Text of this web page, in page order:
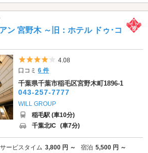
ン 宮野木 ～旧：ホテル ドゥ･コ
5つ星のうち4
4.08
口コミ6 件
千葉県千葉市稲毛区宮野木町1896-1
043-257-7777
WILL GROUP
稲毛駅 (車10分)
千葉北IC (車7分)
サービスタイム 3,800 円 ～ 宿泊 5,500 円 ～